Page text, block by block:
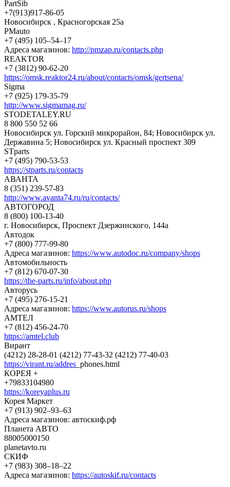
PartSib
+7(913)917-86-05
Новосибирск , Красногорская 25а
PMauto
+7 (495) 105‒54‒17
Адреса магазинов: http://pmzap.ru/contacts.php
REAKTOR
+7 (3812) 90-62-20
https://omsk.reaktor24.ru/about/contacts/omsk/gertsena/
Sigma
+7 (925) 179-35-79
http://www.sigmamag.ru/
STODETALEY.RU
8 800 550 52 66
Новосибирск ул. Горский микрорайон, 84; Новосибирск ул.
Державина 5; Новосибирск ул. Красный проспект 309
STparts
+7 (495) 790-53-53
https://stparts.ru/contacts
АВАНТА
8 (351) 239-57-83
http://www.avanta74.ru/ru/contacts/
АВТОГОРОД
8 (800) 100-13-40
г. Новосибирск, Проспект Дзержинского, 144а
Автодок
+7 (800) 777-99-80
Адреса магазинов: https://www.autodoc.ru/company/shops
Автомобильность
+7 (812) 670-07-30
https://the-parts.ru/info/about.php
Авторусь
+7 (495) 276-15-21
Адреса магазинов: https://www.autorus.ru/shops
АМТЕЛ
+7 (812) 456-24-70
https://amtel.club
Вирант
(4212) 28-28-01 (4212) 77-43-32 (4212) 77-40-03
https://virant.ru/addres _phones.html
КОРЕЯ +
+79833104980
https://koreyaplus.ru
Корея Маркет
+7 (913) 902‒93‒63
Адреса магазинов: автоскиф.рф
Планета АВТО
88005000150
planetavto.ru
СКИФ
+7 (983) 308‒18‒22
Адреса магазинов: https://autoskif.ru/contacts